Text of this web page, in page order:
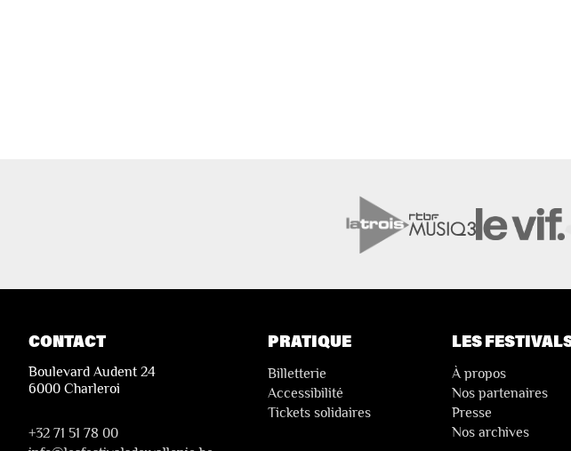
CONTACT
Boulevard Audent 24
6000 Charleroi
+32 71 51 78 00
PRATIQUE
Billetterie
Accessibilité
Tickets solidaires
LES
À propos
Nos partenaires
Presse
Nos archives